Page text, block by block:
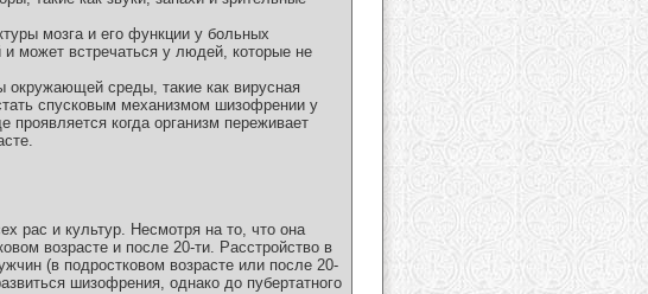
мозга и его функции у больных
может встречаться у людей, которые не
среды, такие как вирусная
спусковым механизмом шизофрении у
когда организм переживает
рас и культур. Несмотря на то, что она
возрасте и после 20-ти. Расстройство в
(в подростковом возрасте или после 20-
шизофрения, однако до пубертатного